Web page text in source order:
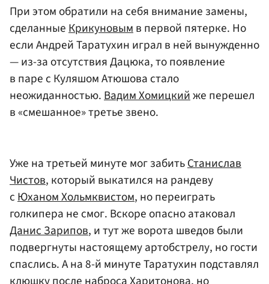
При этом обратили на себя внимание замены,
сделанныеКрикуновымв первой пятерке. Но
если Андрей Таратухин играл в ней вынужденно
— из-за отсутствия Дацюка, то появление
в паре с Куляшом Атюшова стало
неожиданностью.Вадим Хомицкийже перешел
в «смешанное» третье звено.
Уже на третьей минуте мог забитьСтанислав
Чистов, который выкатился на рандеву
сЮханом Хольмквистом, но переиграть
голкипера не смог. Вскоре опасно атаковал
Данис Зарипов, и тут же ворота шведов были
подвергнуты настоящему артобстрелу, но гости
спаслись. А на 8-й минуте Таратухин подставлял